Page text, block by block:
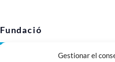
Gestionar el
Fundació